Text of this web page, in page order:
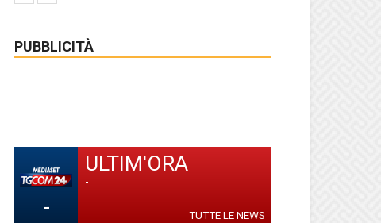
PUBBLICITÀ
-
ULTIM'ORA
-
TUTTE LE NEWS